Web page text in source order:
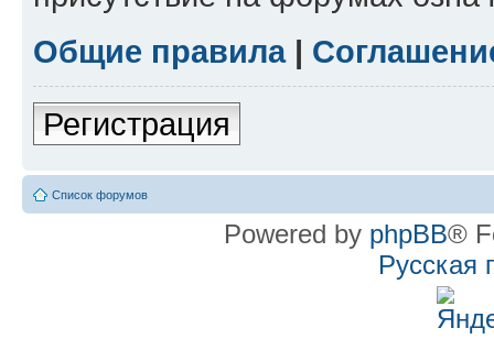
Общие правила|
Регистрация
Список форумов
Powered by phpBB®
Русская